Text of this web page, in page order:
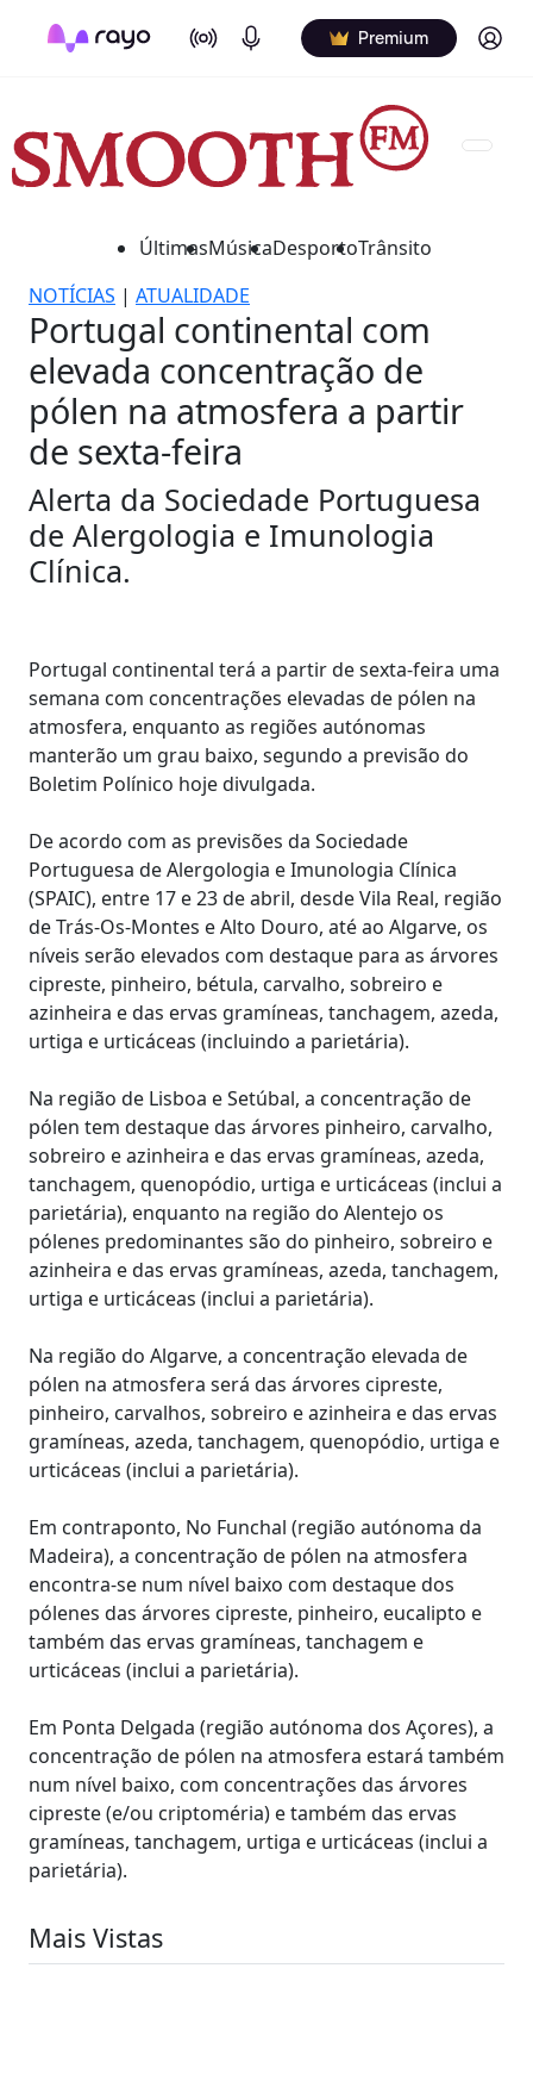
On Air Podcasts Premium Log in
ÚltimasMúsicaDesportoTrânsito
NOTÍCIAS | ATUALIDADE
Portugal continental com
elevada concentração de
pólen na atmosfera a partir
de sexta-feira
Alerta da Sociedade Portuguesa
de Alergologia e Imunologia
Clínica.
Portugal continental terá a partir de sexta-feira uma
semana com concentrações elevadas de pólen na
atmosfera, enquanto as regiões autónomas
manterão um grau baixo, segundo a previsão do
Boletim Polínico hoje divulgada.
De acordo com as previsões da Sociedade
Portuguesa de Alergologia e Imunologia Clínica
(SPAIC), entre 17 e 23 de abril, desde Vila Real, região
de Trás-Os-Montes e Alto Douro, até ao Algarve, os
níveis serão elevados com destaque para as árvores
cipreste, pinheiro, bétula, carvalho, sobreiro e
azinheira e das ervas gramíneas, tanchagem, azeda,
urtiga e urticáceas (incluindo a parietária).
Na região de Lisboa e Setúbal, a concentração de
pólen tem destaque das árvores pinheiro, carvalho,
sobreiro e azinheira e das ervas gramíneas, azeda,
tanchagem, quenopódio, urtiga e urticáceas (inclui a
parietária), enquanto na região do Alentejo os
pólenes predominantes são do pinheiro, sobreiro e
azinheira e das ervas gramíneas, azeda, tanchagem,
urtiga e urticáceas (inclui a parietária).
Na região do Algarve, a concentração elevada de
pólen na atmosfera será das árvores cipreste,
pinheiro, carvalhos, sobreiro e azinheira e das ervas
gramíneas, azeda, tanchagem, quenopódio, urtiga e
urticáceas (inclui a parietária).
Em contraponto, No Funchal (região autónoma da
Madeira), a concentração de pólen na atmosfera
encontra-se num nível baixo com destaque dos
pólenes das árvores cipreste, pinheiro, eucalipto e
também das ervas gramíneas, tanchagem e
urticáceas (inclui a parietária).
Em Ponta Delgada (região autónoma dos Açores), a
concentração de pólen na atmosfera estará também
num nível baixo, com concentrações das árvores
cipreste (e/ou criptoméria) e também das ervas
gramíneas, tanchagem, urtiga e urticáceas (inclui a
parietária).
Mais Vistas